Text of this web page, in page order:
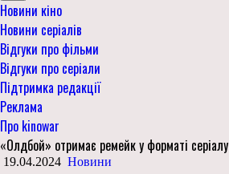
Новини кіно
Новини серіалів
Відгуки про фільми
Відгуки про серіали
Підтримка редакції
Реклама
Про kinowar
«Олдбой» отримає ремейк у форматі серіалу
19.04.2024 Новини